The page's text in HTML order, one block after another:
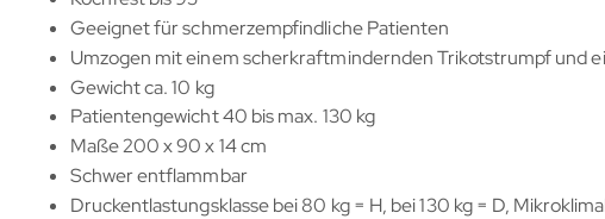
Geeignet für schmerzempfindliche Patienten
Umzogen mit einem scherkraftmindernden Trikotstrumpf und
Gewicht ca. 10 kg
Patientengewicht 40 bis max. 130 kg
Maße 200 x 90 x 14 cm
Schwer entflammbar
Druckentlastungsklasse bei 80 kg = H, bei 130 kg = D,